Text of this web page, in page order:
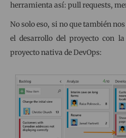
herramienta así: pull requests,
No solo eso, si no que también
el desarrollo del proyecto con
proyecto nativa de DevOps: